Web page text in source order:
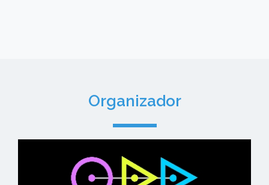
Organizador